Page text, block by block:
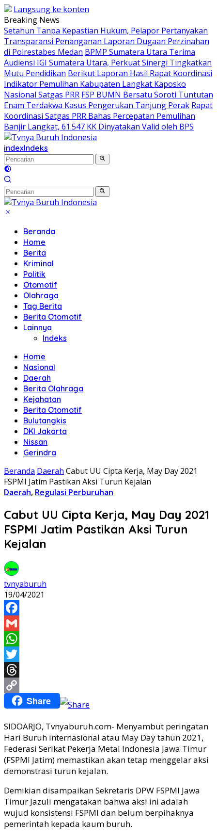
Langsung ke konten
Breaking News
Setahun Tanpa Kepastian Hukum, Pelapor Pertanyakan
Transparansi Penanganan Laporan Dugaan Perzinahan
di Polrestabes Medan BPMP Sumatera Utara Terima
Audiensi IGI Sumatera Utara, Perkuat Sinergi Tingkatkan
Mutu Pendidikan Berikut Laporan Hasil Rapat Koordinasi
Indikator Pemulihan Kabupaten Langkat Kaposko
Nasional Satgas PRR FSP BUMN Bersatu Soroti Tuntutan
Enam Terdakwa Kasus Pengerukan Tanjung Perak Rapat
Koordinasi Satgas PRR Bahas Percepatan Pemulihan
Banjir Langkat, 61.547 KK Dinyatakan Valid oleh BPS
indexIndeks
Beranda
Home
Berita
Kriminal
Politik
Otomotif
Olahraga
Tag Berita
Berita Otomotif
Lainnya
Indeks
Home
Nasional
Daerah
Berita Olahraga
Kejahatan
Berita Otomotif
Bulutangkis
DKI Jakarta
Nissan
Gerindra
Beranda Daerah Cabut UU Cipta Kerja, May Day 2021
FSPMI Jatim Pastikan Aksi Turun Kejalan
Daerah, Regulasi Perburuhan
Cabut UU Cipta Kerja, May Day 2021
FSPMI Jatim Pastikan Aksi Turun
Kejalan
tvnyaburuh
19/04/2021
Facebook
Gmail
WhatsApp
Twitter
Threads
Copy Share
SIDOARJO, Tvnyaburuh.com- Menyambut peringatan
Hari Buruh internasional atau May Day tahun 2021,
Federasi Serikat Pekerja Metal Indonesia Jawa Timur
(FSPMI Jatim) memastikan akan tetap menggelar aksi
demonstrasi turun kejalan.
Demikian disampaikan Sekretaris DPW FSPMI Jawa
Timur Jazuli mengatakan bahwa aksi ini adalah
wujud konsistensi FSPMI dan belum berpihaknya
pemerintah kepada kaum buruh.